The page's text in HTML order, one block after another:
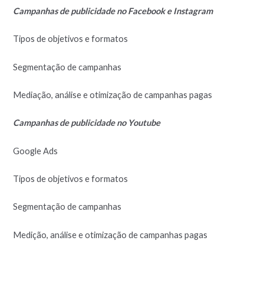
Campanhas de publicidade no Facebook e Instagram
Tipos de objetivos e formatos
Segmentação de campanhas
Mediação, análise e otimização de campanhas pagas
Campanhas de publicidade no Youtube
Google Ads
Tipos de objetivos e formatos
Segmentação de campanhas
Medição, análise e otimização de campanhas pagas